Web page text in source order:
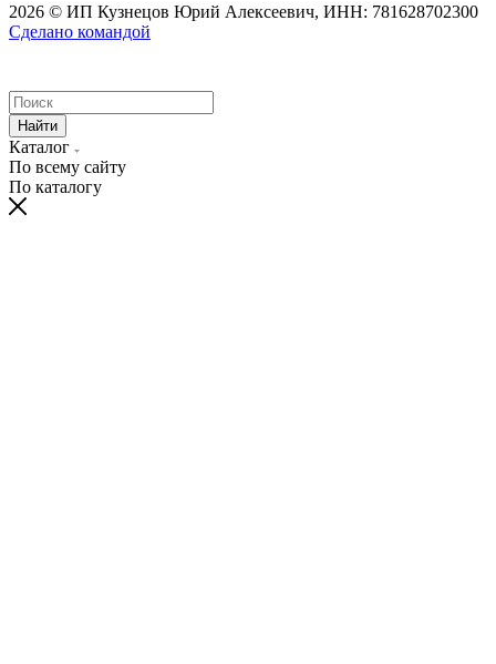
2026 © ИП Кузнецов Юрий Алексеевич, ИНН: 781628702300
Сделано командой
Найти
Каталог
По всему сайту
По каталогу